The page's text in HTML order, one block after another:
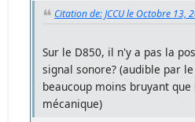
Citation de: JCCU le Octobre 13,
Sur le D850, il n'y a pas la
signal sonore? (audible par
beaucoup moins bruyant
mécanique)